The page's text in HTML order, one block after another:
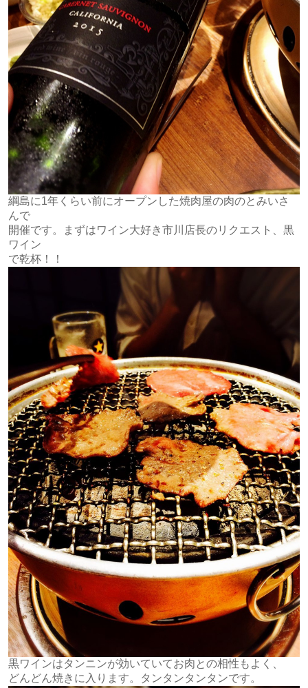
綱島に1年くらい前にオープンした焼肉屋の肉のとみいさ
んで
開催です。まずはワイン大好き市川店長のリクエスト、黒
ワイン
で乾杯！！
黒ワインはタンニンが効いていてお肉との相性もよく、
どんどん焼きに入ります。タンタンタンタンです。